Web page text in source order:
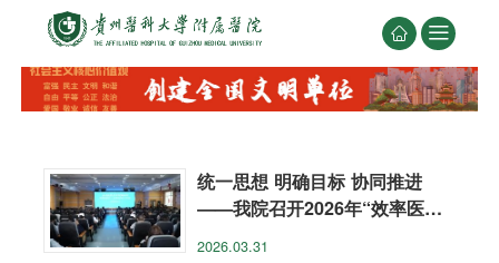
 
统一思想 明确目标 协同推进
——我院召开2026年“效率医疗·
2026.03.31